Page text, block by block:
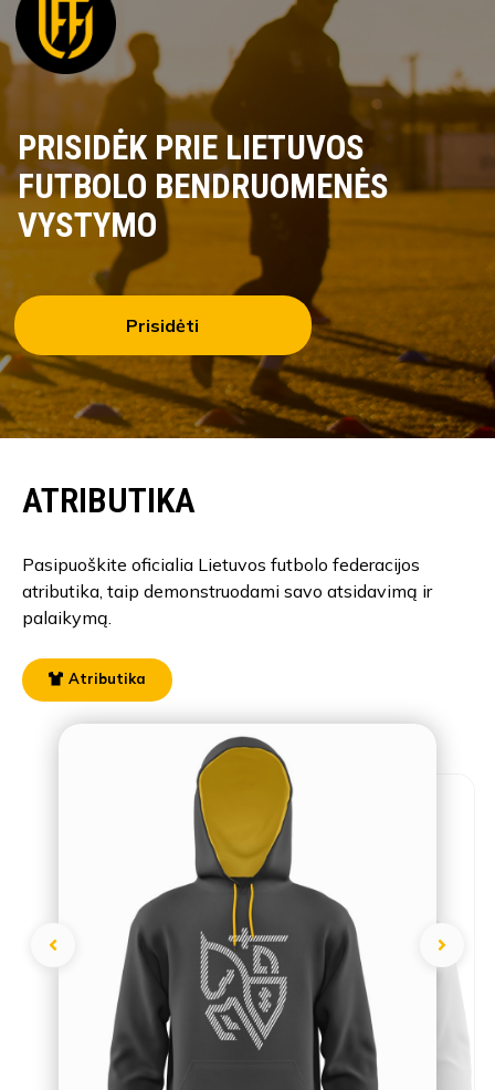
PRISIDĖK PRIE LIETUVOS
FUTBOLO BENDRUOMENĖS
VYSTYMO
Prisidėti
ATRIBUTIKA
Pasipuoškite oficialia Lietuvos futbolo federacijos
atributika, taip demonstruodami savo atsidavimą ir
palaikymą.
Atributika